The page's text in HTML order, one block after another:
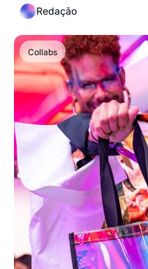
Redação
Collabs